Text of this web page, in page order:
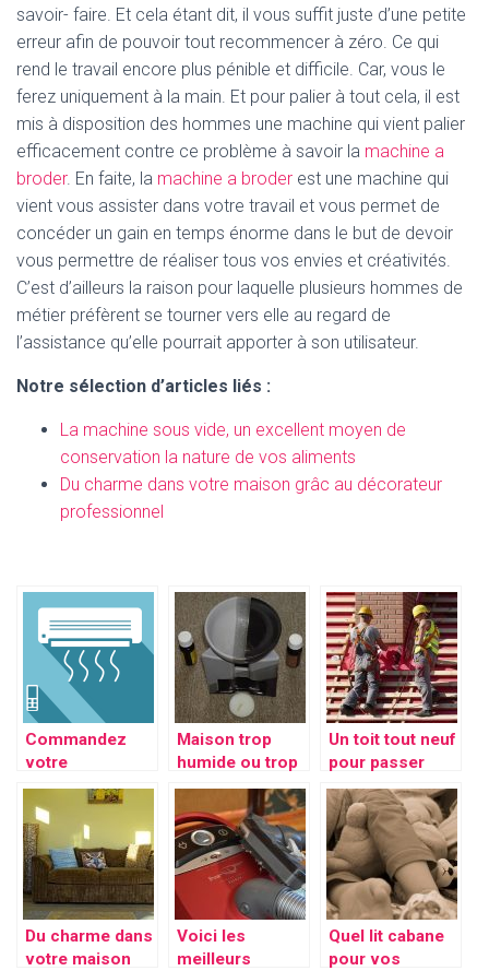
savoir- faire. Et cela étant dit, il vous suffit juste d’une petite
erreur afin de pouvoir tout recommencer à zéro. Ce qui
rend le travail encore plus pénible et difficile. Car, vous le
ferez uniquement à la main. Et pour palier à tout cela, il est
mis à disposition des hommes une machine qui vient palier
efficacement contre ce problème à savoir la machine a
broder. En faite, la machine a broder est une machine qui
vient vous assister dans votre travail et vous permet de
concéder un gain en temps énorme dans le but de devoir
vous permettre de réaliser tous vos envies et créativités.
C’est d’ailleurs la raison pour laquelle plusieurs hommes de
métier préfèrent se tourner vers elle au regard de
l’assistance qu’elle pourrait apporter à son utilisateur.
Notre sélection d’articles liés :
La machine sous vide, un excellent moyen de
conservation la nature de vos aliments
Du charme dans votre maison grâc au décorateur
professionnel
Commandez
votre
climatiseur dans
cette page
Maison trop
humide ou trop
sêche?
Un toit tout neuf
pour passer
sereinement la
saison
Du charme dans
votre maison
Voici les
meilleurs
Quel lit cabane
pour vos